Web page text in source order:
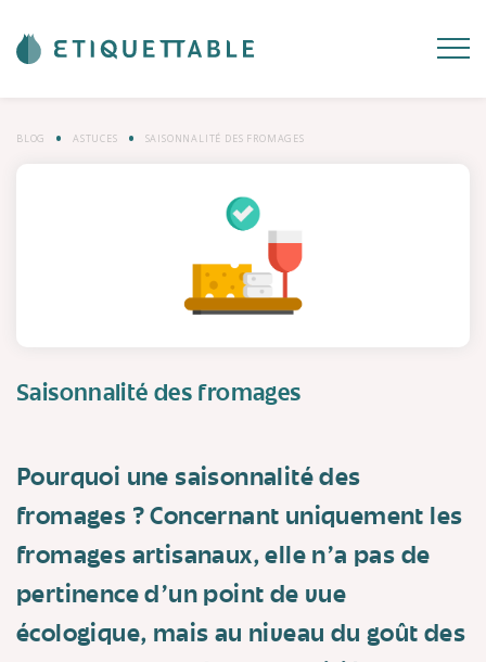
BLOG ASTUCES SAISONNALITÉ DES FROMAGES
Saisonnalité des fromages
Pourquoi une saisonnalité des
fromages ? Concernant uniquement les
fromages artisanaux, elle n'a pas de
pertinence d'un point de vue
écologique, mais au niveau du goût des